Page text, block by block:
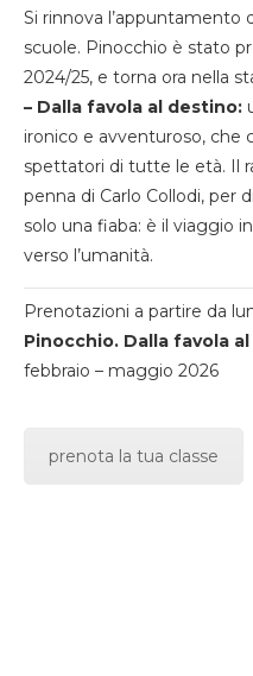
Si rinnova l’appuntamento
scuole. Pinocchio è stato
2024/25, e torna ora nella
– Dalla favola al destino:
ironico e avventuroso, che
spettatori di tutte le età. Il
penna di Carlo Collodi, per
solo una fiaba: è il viaggio
verso l’umanità.
Prenotazioni a partire da
Pinocchio. Dalla favola
febbraio – maggio 2026
prenota la tua classe